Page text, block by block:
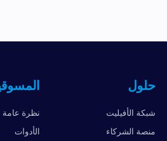
حلول
شبكة الأفيليت
منصة الشركاء
نظرة عامة
الأدوات